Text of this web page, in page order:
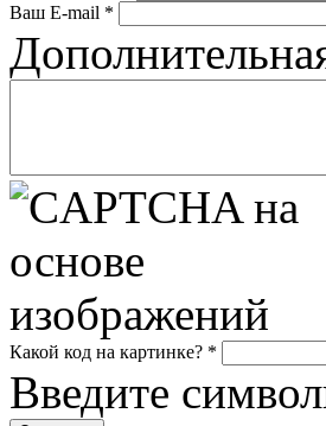
Ваш E-mail *
Какой код на картинке? *
Введите